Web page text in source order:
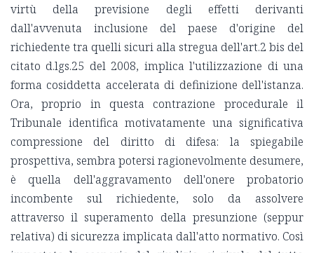
virtù della previsione degli effetti derivanti
dall'avvenuta inclusione del paese d'origine del
richiedente tra quelli sicuri alla stregua dell'art.2 bis del
citato d.lgs.25 del 2008, implica l'utilizzazione di una
forma cosiddetta accelerata di definizione dell'istanza.
Ora, proprio in questa contrazione procedurale il
Tribunale identifica motivatamente una significativa
compressione del diritto di difesa: la spiegabile
prospettiva, sembra potersi ragionevolmente desumere,
è quella dell'aggravamento dell'onere probatorio
incombente sul richiedente, solo da assolvere
attraverso il superamento della presunzione (seppur
relativa) di sicurezza implicata dall'atto normativo. Così